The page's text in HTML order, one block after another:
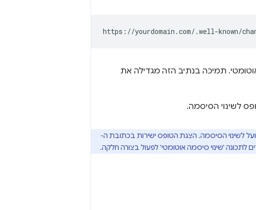
תמיכה בנתיב הזה מגדילה את
לשינוי הסיסמה.
לשינוי הסיסמה. הצגת הטופס ישירות בכתובת ה-